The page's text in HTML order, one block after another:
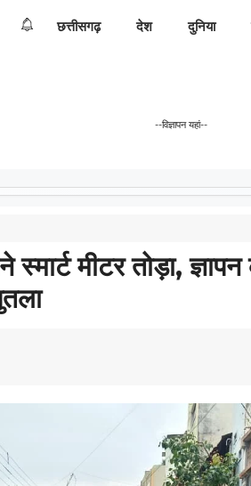
छत्तीसगढ़ देश दुनिया
--विज्ञापन यहां--
स्मार्ट मीटर तोड़ा,